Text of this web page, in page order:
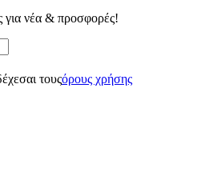
νέα & προσφορές!
τουςόρους χρήσης